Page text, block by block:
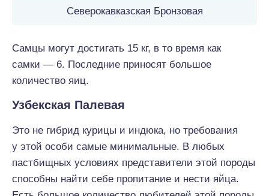
Северокавказская Бронзовая
Самцы могут достигать 15 кг, в то время как
самки — 6. Последние приносят большое
количество яиц.
Узбекская Палевая
Это не гибрид курицы и индюка, но требования
у этой особи самые минимальные. В любых
пастбищных условиях представители этой породы
способны найти себе пропитание и нести яйца.